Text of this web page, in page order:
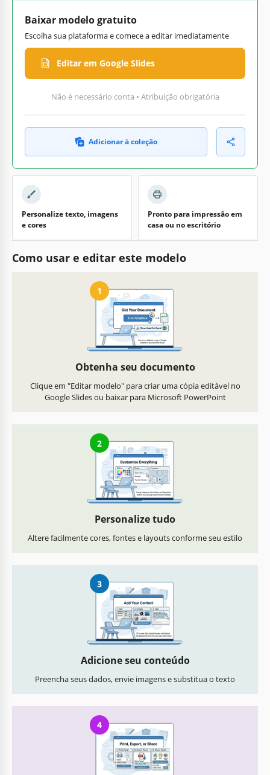
Baixar modelo gratuito
Escolha sua plataforma e comece a editar imediatamente
Editar em Google Slides
Não é necessário conta • Atribuição obrigatória
Adicionar à coleção
Personalize texto, imagens
e cores
Pronto para impressão em
casa ou no escritório
Como usar e editar este modelo
1
Obtenha seu documento
Clique em "Editar modelo" para criar uma cópia editável no
Google Slides ou baixar para Microsoft PowerPoint
2
Personalize tudo
Altere facilmente cores, fontes e layouts conforme seu estilo
3
Adicione seu conteúdo
Preencha seus dados, envie imagens e substitua o texto
4